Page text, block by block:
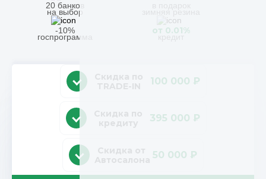
20 банков
на выбор
-10%
госпрограмма
от 0.01%
100 000 ₽
395 000 ₽
50 000 ₽